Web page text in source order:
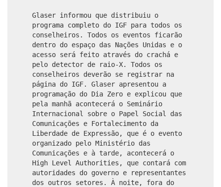
Glaser informou que distribuiu o
programa completo do IGF para todos os
conselheiros. Todos os eventos ficarão
dentro do espaço das Nações Unidas e o
acesso será feito através do crachá e
pelo detector de raio-X. Todos os
conselheiros deverão se registrar na
página do IGF. Glaser apresentou a
programação do Dia Zero e explicou que
pela manhã acontecerá o Seminário
Internacional sobre o Papel Social das
Comunicações e Fortalecimento da
Liberdade de Expressão, que é o evento
organizado pelo Ministério das
Comunicações e à tarde, acontecerá o
High Level Authorities, que contará com
autoridades do governo e representantes
dos outros setores. À noite, fora do